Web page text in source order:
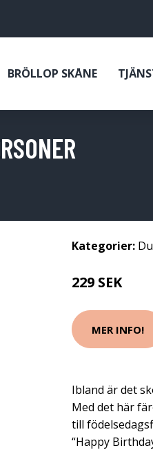
BRÖLLOP SKÅNE
Kategorier:
229 SEK
MER INFO!
Ibland är det
Med det här
till
“Happy